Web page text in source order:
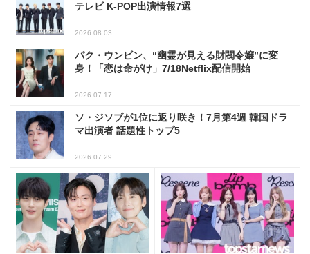
テレビ K-POP出演情報7選
2026.08.03
パク・ウンビン、“幽霊が見える財閥令嬢”に変
身！「恋は命がけ」7/18Netflix配信開始
2026.07.17
ソ・ジソブが1位に返り咲き！7月第4週 韓国ドラ
マ出演者 話題性トップ5
2026.07.29